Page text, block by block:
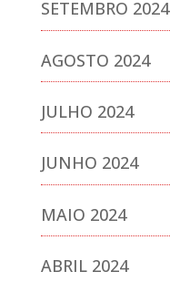
SETEMBRO 2024
AGOSTO 2024
JULHO 2024
JUNHO 2024
MAIO 2024
ABRIL 2024